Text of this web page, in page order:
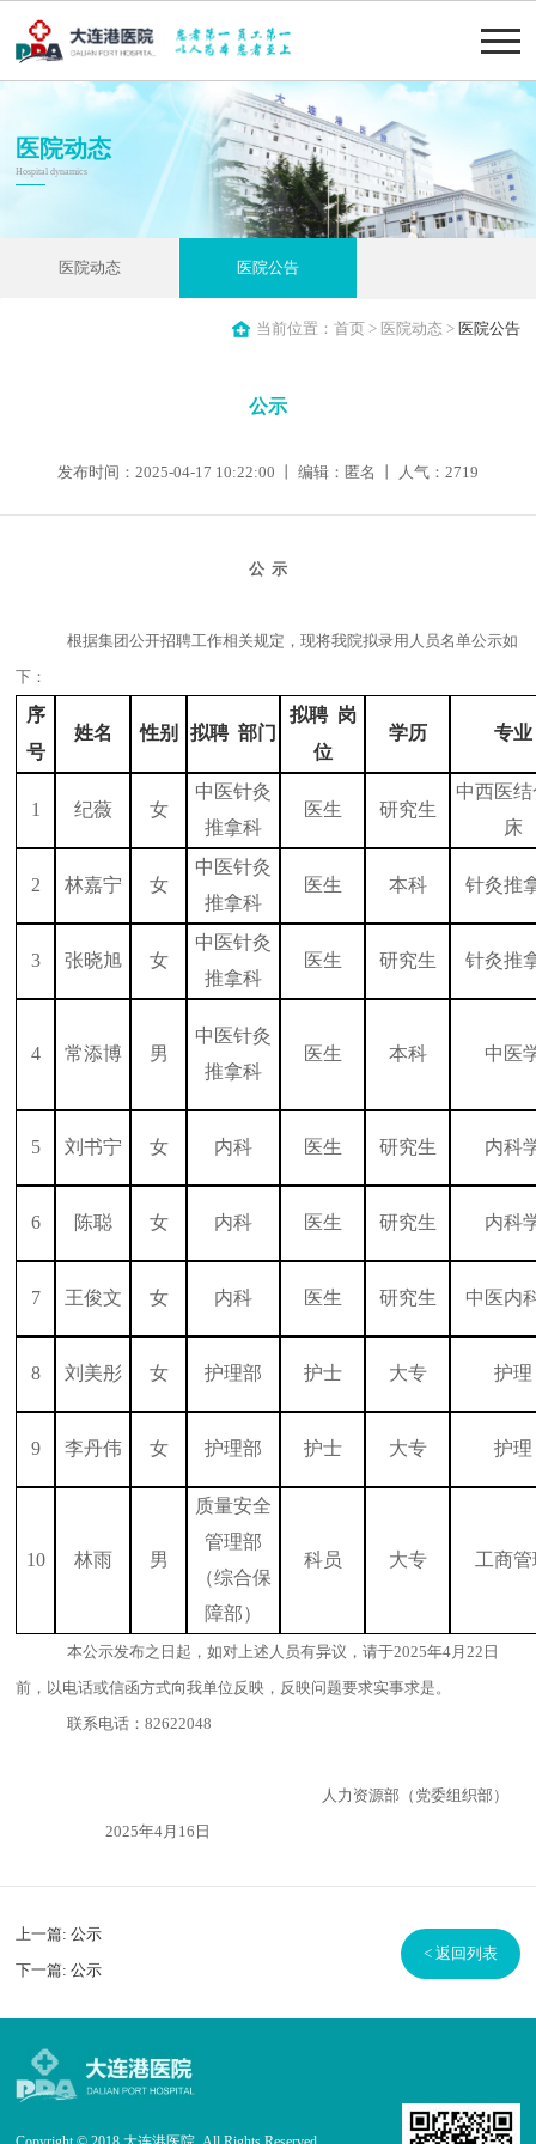
医院动态
Hospital dynamics
医院动态 医院公告
当前位置： 首页> 医院动态 > 医院公告
公示
发布时间：2025-04-17 10:22:00 丨 编辑：匿名 丨 人气： 2719
公 示
根据集团公开招聘工作相关规定，现将我院拟录用人员名单公示如
下：
序
号
姓名 性别 拟聘 部门
拟聘 岗
位
学历 专业
1 纪薇 女
中医针灸
推拿科
医生 研究生
中西医
床
2 林嘉宁 女
中医针灸
推拿科
医生 本科 针灸推
3 张晓旭 女
中医针灸
推拿科
医生 研究生 针灸推
4 常添博 男
中医针灸
推拿科
医生 本科 中医
5 刘书宁 女 内科 医生 研究生 内科
6 陈聪 女 内科 医生 研究生 内科
7 王俊文 女 内科 医生 研究生 中医内
8 刘美彤 女 护理部 护士 大专 护理
9 李丹伟 女 护理部 护士 大专 护理
10 林雨 男
质量安全
管理部
（综合保
障部）
科员 大专 工商
本公示发布之日起，如对上述人员有异议，请于2025年4月22日
前，以电话或信函方式向我单位反映，反映问题要求实事求是。
联系电话：82622048
人力资源部（党委组织部）
2025年4月16日
上一篇:公示
下一篇:公示
< 返回列表